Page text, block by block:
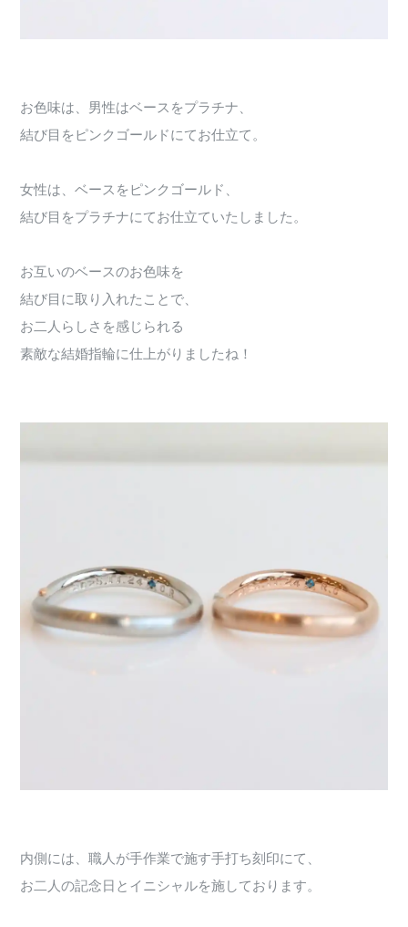
お色味は、男性はベースをプラチナ、
結び目をピンクゴールドにてお仕立て。
女性は、ベースをピンクゴールド、
結び目をプラチナにてお仕立ていたしました。
お互いのベースのお色味を
結び目に取り入れたことで、
お二人らしさを感じられる
素敵な結婚指輪に仕上がりましたね！
内側には、職人が手作業で施す手打ち刻印にて、
お二人の記念日とイニシャルを施しております。